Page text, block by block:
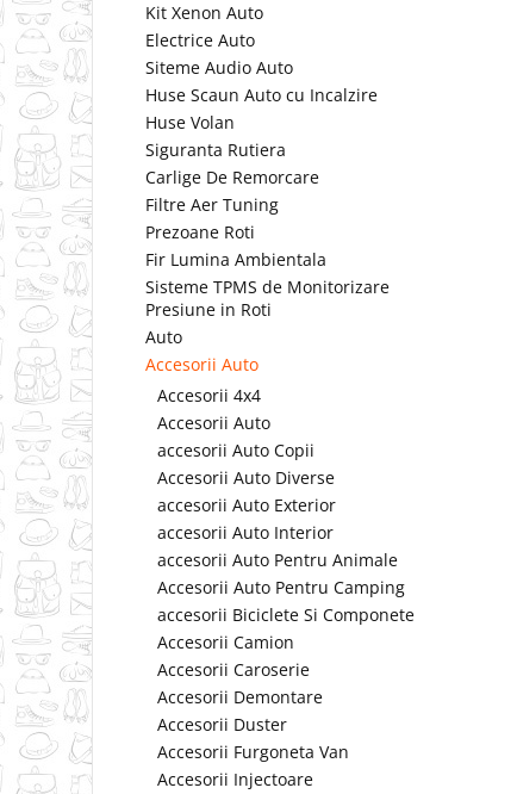
Kit Xenon Auto
Electrice Auto
Siteme Audio Auto
Huse Scaun Auto cu Incalzire
Huse Volan
Siguranta Rutiera
Carlige De Remorcare
Filtre Aer Tuning
Prezoane Roti
Fir Lumina Ambientala
Sisteme TPMS de Monitorizare
Presiune in Roti
Auto
Accesorii Auto
Accesorii 4x4
Accesorii Auto
accesorii Auto Copii
Accesorii Auto Diverse
accesorii Auto Exterior
accesorii Auto Interior
accesorii Auto Pentru Animale
Accesorii Auto Pentru Camping
accesorii Biciclete Si Componete
Accesorii Camion
Accesorii Caroserie
Accesorii Demontare
Accesorii Duster
Accesorii Furgoneta Van
Accesorii Injectoare